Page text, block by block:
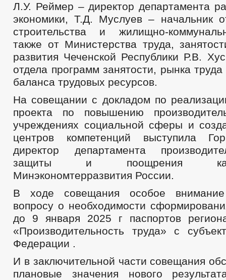
ПРОТИВОДЕЙСТВИЕ КОРРУПЦИИ
НПА
ИНЫЕ АКТЫ В СФЕРЕ
АНАЛИЗ ПРЕДОСТАВЛЕНИЯ
АНТИКОРРУПЦИОННАЯ ЭКСПЕРТИЗА
ФОРМЫ ДОКУМЕНТОВ, СВЯЗАННЫХ С ПРОТИВОДЕЙСТВИЕМ
СВЕДЕНИЯ О ДОХОДАХ, РАСХОДАХ, ОБ ИМУЩЕСТВЕ И
КОМИССИЯ ПО СОБЛЮДЕНИЮ ТРЕБОВАНИЙ К СЛУЖЕБНОМУ
ОБРАТНАЯ СВЯЗЬ ДЛЯ СООБЩЕНИЙ О ФАКТАХ КОРРУПЦИИ
УСТАВ ПЕРЕЧНИ ПОРУЧЕНИЙ
2020
2019
2018
ПРОЕКТЫ К ОБСУЖДЕНИЮ
ПРОЕКТЫ РЕШЕНИЙ
ПРОЕКТЫ РЕШЕНИЙ О
ПРОЕКТЫ АДМИНИСТРАТИВНЫХ РЕГЛАМЕНТОВ
_
ПЕРЕЧЕНЬ НПА, СОДЕРЖАЩИХ ОБЯЗАТЕЛЬНЫЕ ТРЕБОВАНИЯ
ПОСТАНОВЛЕНИЯ АДМИНИСТРАЦИИ
РАСПОРЯЖЕНИЯ
ПОРЯДОК ОБЖАЛОВАНИЯ НПА
ПУБЛИЧНЫЕ СЛУШАНИЯ
БЮДЖЕТ
БЮДЖЕТ ПО ГОДАМ
ОТЧЕТ ОБ ИСПОЛНЕНИИ БЮДЖЕТА
_
МУНИЦИПАЛЬНЫЕ УСЛУГИ
ПРЕДОСТАВЛЕНИЕ УСЛУГ ИНВАЛИДАМ
СТАНДАРТЫ МУНИЦИПАЛЬНЫХ УСЛУГ
ПЕРЕЧЕНЬ НПА, СОДЕРЖАЩИХ ОБЯЗАТЕЛЬНЫЕ ТРЕБОВАНИЯ,
КОНТРОЛЮ
ПРИЕМ ГРАЖДАН
ОБЗОРЫ ОБРАЩЕНИЙ ГРАЖДАН
ФОРМА
РЕГЛАМЕНТ РАССМОТРЕНИЯ ОБРАЩЕНИЙ
Л.У. Реймер – директор департамента
экономики, Т.Д. Муслуев – начальник
строительства и жилищно-
также от Министерства труда,
развития Чеченской Республики Р.В.
отдела программ занятости, рынка
баланса трудовых ресурсов.
На совещании с докладом по
проекта по повышению
учреждениях социальной сферы и
центров компетенций выступила
директор департамента
защиты и поощрения
Минэкономтерразвития России.
В ходе совещания особое
вопросу о необходимости
до 9 января 2025 г паспортов
«Производительность труда» с
Федерации .
И в заключительной части совещания
плановые значения нового